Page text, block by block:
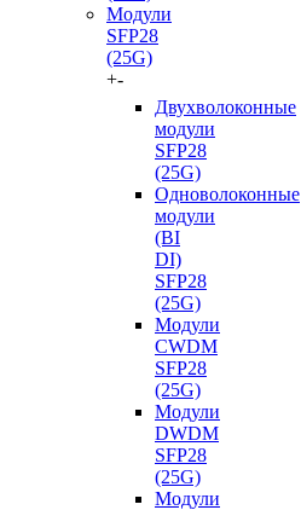
Модули
SFP28
(25G)
+-
Двухволоконные
модули
SFP28
(25G)
Одноволоконные
модули
(BI
DI)
SFP28
(25G)
Модули
CWDM
SFP28
(25G)
Модули
DWDM
SFP28
(25G)
Модули